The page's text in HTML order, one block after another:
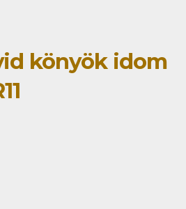
könyök idom